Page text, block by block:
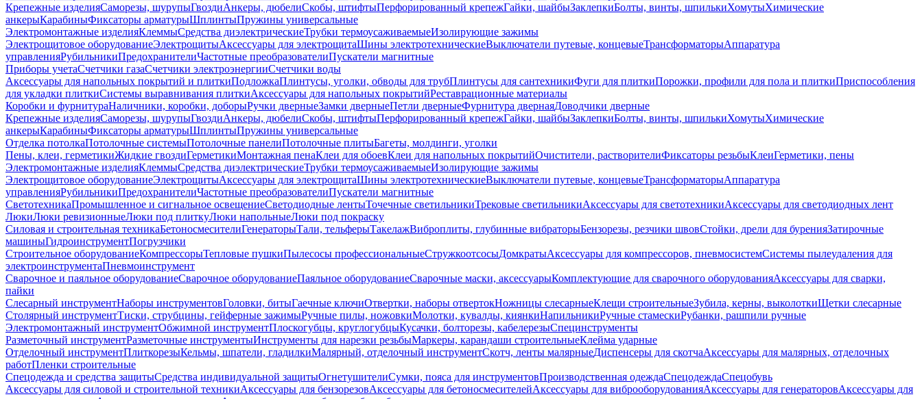
Крепежные изделияСаморезы, шурупыГвоздиАнкеры, дюбелиСкобы, штифтыПерфорированный крепежГайки, шайбыЗаклепкиБолты, винты, шпилькиХомутыХимические
анкерыКарабиныФиксаторы арматурыШплинтыПружины универсальные
Электромонтажные изделияКлеммыСредства диэлектрическиеТрубки термоусаживаемыеИзолирующие зажимы
Электрощитовое оборудованиеЭлектрощитыАксессуары для электрощитаШины электротехническиеВыключатели путевые, концевыеТрансформаторыАппаратура
управленияРубильникиПредохранителиЧастотные преобразователиПускатели магнитные
Приборы учетаСчетчики газаСчетчики электроэнергииСчетчики воды
Аксессуары для напольных покрытий и плиткиПодложкаПлинтусы, уголки, обводы для трубПлинтусы для сантехникиФуги для плиткиПорожки, профили для пола и плиткиПриспособления
для укладки плиткиСистемы выравнивания плиткиАксессуары для напольных покрытийРеставрационные материалы
Коробки и фурнитураНаличники, коробки, доборыРучки дверныеЗамки дверныеПетли дверныеФурнитура двернаяДоводчики дверные
Крепежные изделияСаморезы, шурупыГвоздиАнкеры, дюбелиСкобы, штифтыПерфорированный крепежГайки, шайбыЗаклепкиБолты, винты, шпилькиХомутыХимические
анкерыКарабиныФиксаторы арматурыШплинтыПружины универсальные
Отделка потолкаПотолочные системыПотолочные панелиПотолочные плитыБагеты, молдинги, уголки
Пены, клеи, герметикиЖидкие гвоздиГерметикиМонтажная пенаКлеи для обоевКлеи для напольных покрытийОчистители, растворителиФиксаторы резьбыКлеиГерметики, пены
Электромонтажные изделияКлеммыСредства диэлектрическиеТрубки термоусаживаемыеИзолирующие зажимы
Электрощитовое оборудованиеЭлектрощитыАксессуары для электрощитаШины электротехническиеВыключатели путевые, концевыеТрансформаторыАппаратура
управленияРубильникиПредохранителиЧастотные преобразователиПускатели магнитные
СветотехникаПромышленное и сигнальное освещениеСветодиодные лентыТочечные светильникиТрековые светильникиАксессуары для светотехникиАксессуары для светодиодных лент
ЛюкиЛюки ревизионныеЛюки под плиткуЛюки напольныеЛюки под покраску
Силовая и строительная техникаБетоносмесителиГенераторыТали, тельферыТакелажВиброплиты, глубинные вибраторыБензорезы, резчики швовСтойки, дрели для буренияЗатирочные
машиныГидроинструментПогрузчики
Строительное оборудованиеКомпрессорыТепловые пушкиПылесосы профессиональныеСтружкоотсосыДомкратыАксессуары для компрессоров, пневмосистемСистемы пылеудаления для
электроинструментаПневмоинструмент
Сварочное и паяльное оборудованиеСварочное оборудованиеПаяльное оборудованиеСварочные маски, аксессуарыКомплектующие для сварочного оборудованияАксессуары для сварки,
пайки
Слесарный инструментНаборы инструментовГоловки, битыГаечные ключиОтвертки, наборы отвертокНожницы слесарныеКлещи строительныеЗубила, керны, выколоткиЩетки слесарные
Столярный инструментТиски, струбцины, гейферные зажимыРучные пилы, ножовкиМолотки, кувалды, киянкиНапильникиРучные стамескиРубанки, рашпили ручные
Электромонтажный инструментОбжимной инструментПлоскогубцы, круглогубцыКусачки, болторезы, кабелерезыСпецинструменты
Разметочный инструментРазметочные инструментыИнструменты для нарезки резьбыМаркеры, карандаши строительныеКлейма ударные
Отделочный инструментПлиткорезыКельмы, шпатели, гладилкиМалярный, отделочный инструментСкотч, ленты малярныеДиспенсеры для скотчаАксессуары для малярных, отделочных
работПленки строительные
Спецодежда и средства защитыСредства индивидуальной защитыОгнетушителиСумки, пояса для инструментовПроизводственная одеждаСпецодеждаСпецобувь
Аксессуары для силовой и строительной техникиАксессуары для бензорезовАксессуары для бетоносмесителейАксессуары для виброоборудованияАксессуары для генераторовАксессуары для